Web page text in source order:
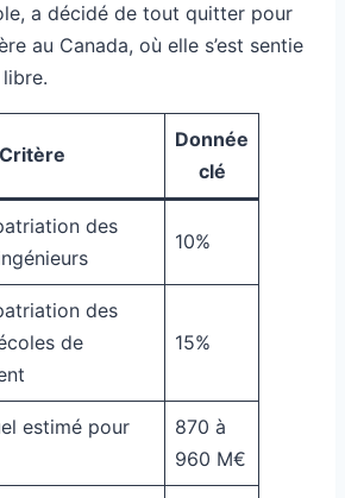
a décidé de tout quitter pour
au Canada, où elle s’est sentie
Critère
Donnée
clé
des
10%
des
de
15%
estimé pour
870 à
960 M€